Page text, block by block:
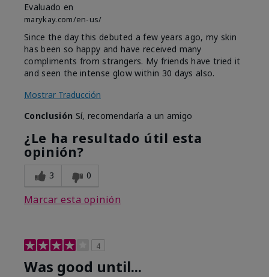
Evaluado en
marykay.com/en-us/
Since the day this debuted a few years ago, my skin
has been so happy and have received many
compliments from strangers. My friends have tried it
and seen the intense glow within 30 days also.
Mostrar Traducción
Conclusión Sí, recomendaría a un amigo
¿Le ha resultado útil esta
opinión?
3 0
Marcar esta opinión
4
Was good until...